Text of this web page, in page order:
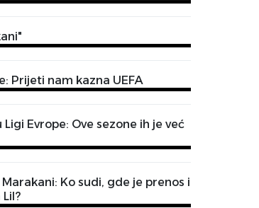
Prijeti nam kazna UEFA
Evrope: Ove sezone ih je već
Ko sudi, gde je prenos i